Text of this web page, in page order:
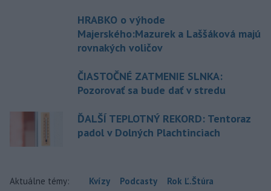
HRABKO o výhode
Majerského:Mazurek a Laššáková majú
rovnakých voličov
ČIASTOČNÉ ZATMENIE SLNKA:
Pozorovať sa bude dať v stredu
ĎALŠÍ TEPLOTNÝ REKORD: Tentoraz
padol v Dolných Plachtinciach
Aktuálne témy: Kvízy Podcasty Rok Ľ.Štúra